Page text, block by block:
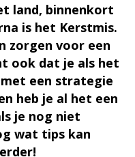
land, binnenkort
is het Kerstmis.
zorgen voor een
ook dat je als het
een strategie
heb je al het een
je nog niet
wat tips kan